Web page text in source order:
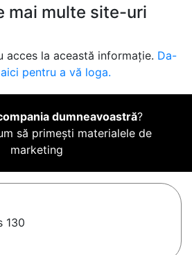
mai multe site-uri
acces la această informație. Da-
pentru a vă loga.
dumneavoastră?
să primești materialele de
marketing
130